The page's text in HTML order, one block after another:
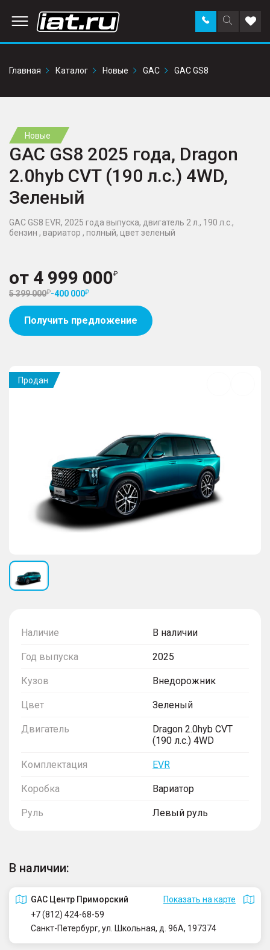
Поиск
по
Заказать
звонок в
Главная
Каталог Новые GAC GAC GS8
Новые
GAC GS8 2025 года, Dragon
2.0hyb CVT (190 л.с.) 4WD,
Зеленый
GAC GS8 EVR, 2025 года выпуска, двигатель 2 л., 190 л.с.,
бензин , вариатор , полный, цвет зеленый
от 4 999 000
5 399 000 -400 000
Получить предложение
Наличие В наличии
Год выпуска 2025
Кузов Внедорожник
Цвет Зеленый
Двигатель
Dragon 2.0hyb CVT
(190 л.с.) 4WD
Комплектация EVR
Коробка Вариатор
Руль Левый руль
В наличии:
GAC Центр Приморский
Показать на карте
+7 (812) 424-68-59
Санкт-Петербург, ул. Школьная, д. 96А, 197374
Продан